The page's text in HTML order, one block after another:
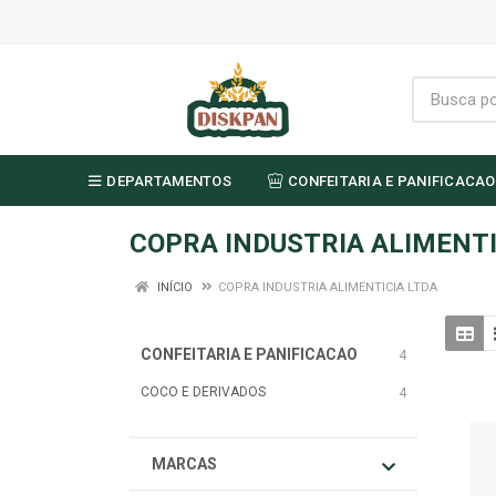
DEPARTAMENTOS CONFEITARIA E PANIFICACAO
COPRA INDUSTRIA
INÍCIO COPRA INDUSTRIA ALIMENTICIA LTDA
CONFEITARIA E PANIFICACAO 4
COCO E DERIVADOS 4
MARCAS